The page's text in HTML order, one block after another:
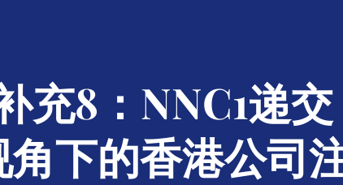
充8：NNC1递
角下的香港公司